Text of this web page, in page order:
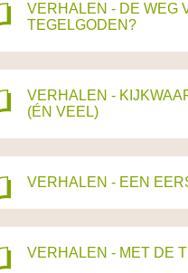
VERHALEN - DE WEG
TEGELGODEN?
VERHALEN -
(ÉN VEEL)
VERHALEN - EEN
VERHALEN - MET DE